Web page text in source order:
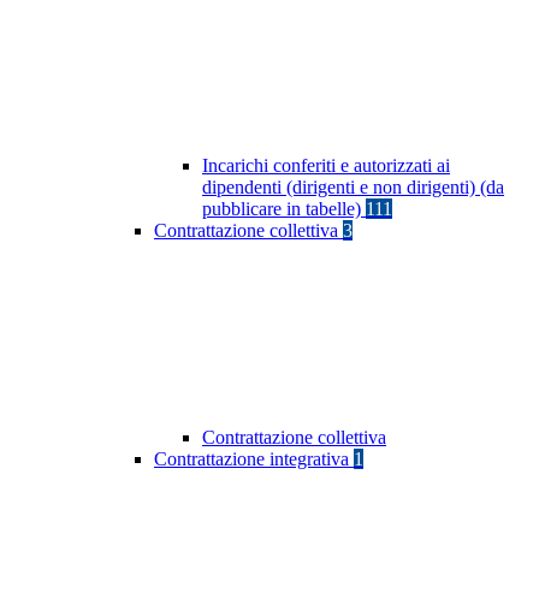
Incarichi conferiti e autorizzati ai
dipendenti (dirigenti e non dirigenti) (da
pubblicare in tabelle) 111
Contrattazione collettiva 3
Contrattazione collettiva
Contrattazione integrativa 1